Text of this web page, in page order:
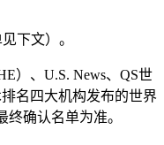
下文）。
）、U.S. News、QS世
名四大机构发布的世界
确认名单为准。